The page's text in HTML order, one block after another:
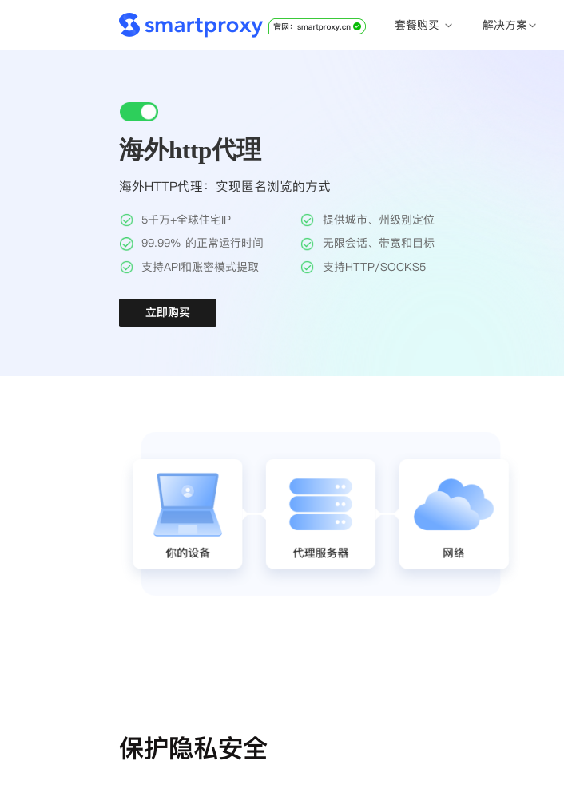
套餐购买 解决方案
海外http代理
海外HTTP代理：实现匿名浏览的方式
5千万+全球住宅IP
提供城市、州级别定位
99.99% 的正常运行时间
无限会话、带宽和目标
支持API和账密模式提取
支持HTTP/SOCKS5
立即购买
保护隐私安全